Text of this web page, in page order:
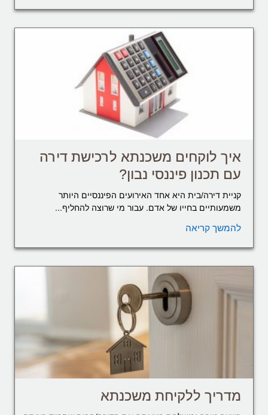
איך לוקחים משכנתא לרכישת דירה
עם תכנון פיננסי נבון?
קניית דירה/בית היא אחד האירועים הפיננסיים היותר
משמעותיים בחייו של אדם. עבור מי שרוצה להחליף...
להמשך קריאה
מדריך ללקיחת משכנתא